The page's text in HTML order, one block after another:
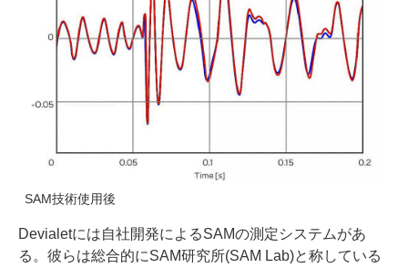
SAM技術使用後
Devialetには自社開発によるSAMの測定システムがあ
る。彼らは総合的にSAM研究所(SAM Lab)と称している